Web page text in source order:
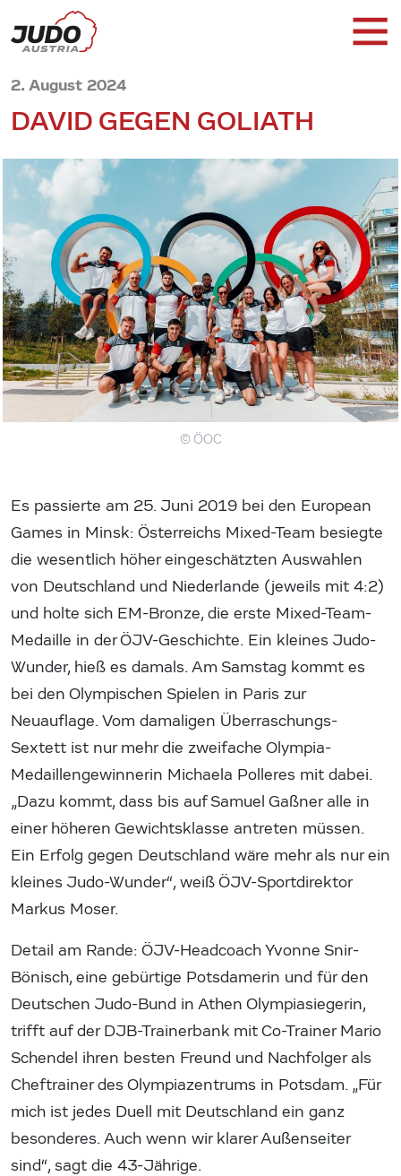
2. August 2024
DAVID GEGEN GOLIATH
© ÖOC
Es passierte am 25. Juni 2019 bei den European
Games in Minsk: Österreichs Mixed-Team besiegte
die wesentlich höher eingeschätzten Auswahlen
von Deutschland und Niederlande (jeweils mit 4:2)
und holte sich EM-Bronze, die erste Mixed-Team-
Medaille in der ÖJV-Geschichte. Ein kleines Judo-
Wunder, hieß es damals. Am Samstag kommt es
bei den Olympischen Spielen in Paris zur
Neuauflage. Vom damaligen Überraschungs-
Sextett ist nur mehr die zweifache Olympia-
Medaillengewinnerin Michaela Polleres mit dabei.
„Dazu kommt, dass bis auf Samuel Gaßner alle in
einer höheren Gewichtsklasse antreten müssen.
Ein Erfolg gegen Deutschland wäre mehr als nur ein
kleines Judo-Wunder“, weiß ÖJV-Sportdirektor
Markus Moser.
Detail am Rande: ÖJV-Headcoach Yvonne Snir-
Bönisch, eine gebürtige Potsdamerin und für den
Deutschen Judo-Bund in Athen Olympiasiegerin,
trifft auf der DJB-Trainerbank mit Co-Trainer Mario
Schendel ihren besten Freund und Nachfolger als
Cheftrainer des Olympiazentrums in Potsdam. „Für
mich ist jedes Duell mit Deutschland ein ganz
besonderes. Auch wenn wir klarer Außenseiter
sind“, sagt die 43-Jährige.